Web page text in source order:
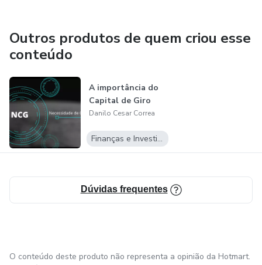
Outros produtos de quem criou esse
conteúdo
A importância do
Capital de Giro
Danilo Cesar Correa
Finanças e Investimentos
Dúvidas frequentes
O conteúdo deste produto não representa a opinião da Hotmart.